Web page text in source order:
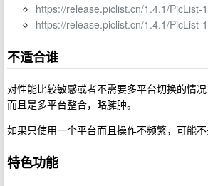
https://release.piclist.cn/1.4.1/PicList-
https://release.piclist.cn/1.4.1/PicList-
不适合谁
对性能比较敏感或者不需要多平台切换的情况
而且是多平台整合，略臃肿。
如果只使用一个平台而且操作不频繁，可能不
特色功能